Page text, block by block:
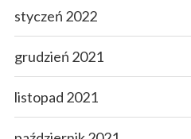
styczeń 2022
grudzień 2021
listopad 2021